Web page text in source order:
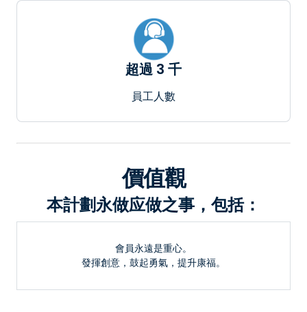
超過 3 千
員工人數
價值觀
本計劃永做应做之事，包括：
會員永遠是重心。
發揮創意，鼓起勇氣，提升康福。